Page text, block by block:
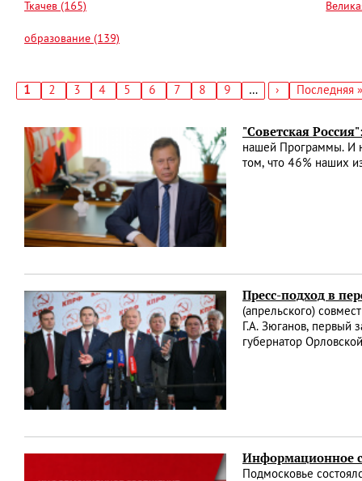
Ткачев (165)
образование (139)
Текущая
1 Страница
2 Страница
3 Страница
4 Страница
5 Страница
6 Страница
7 Страница
8 Страница
9 …
Следующая
›
Последняя
Последняя »
"Советская
нашей Программы. И
том, что 46% наших
Пресс-подход в
(апрельского)
Г.А. Зюганов,
губернатор
Информационное
Подмосковье